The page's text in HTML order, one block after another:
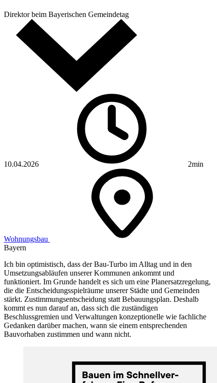
Direktor beim Bayerischen Gemeindetag
10.04.2026 2min
Wohnungsbau
Bayern
Ich bin optimistisch, dass der Bau-Turbo im Alltag und in den
Umsetzungsabläufen unserer Kommunen ankommt und
funktioniert. Im Grunde handelt es sich um eine Planersatzregelung,
die die Entscheidungsspielräume unserer Städte und Gemeinden
stärkt. Zustimmungsentscheidung statt Bebauungsplan. Deshalb
kommt es nun darauf an, dass sich die zuständigen
Beschlussgremien und Verwaltungen konzeptionelle wie fachliche
Gedanken darüber machen, wann sie einem entsprechenden
Bauvorhaben zustimmen und wann nicht.